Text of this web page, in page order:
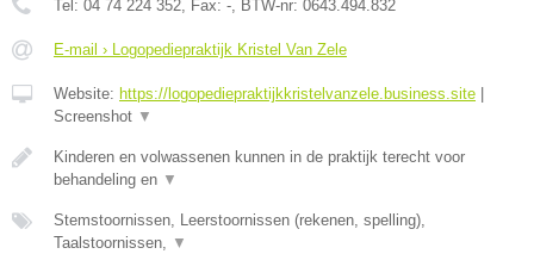
Tel: 04 74 224 352 , Fax: - , BTW-nr: 0643.494.832
E-mail › Logopediepraktijk Kristel Van Zele
Website: https://logopediepraktijkkristelvanzele.business.site |
Screenshot ▼
Kinderen en volwassenen kunnen in de praktijk terecht voor
behandeling en ▼
Stemstoornissen, Leerstoornissen (rekenen, spelling),
Taalstoornissen,
▼